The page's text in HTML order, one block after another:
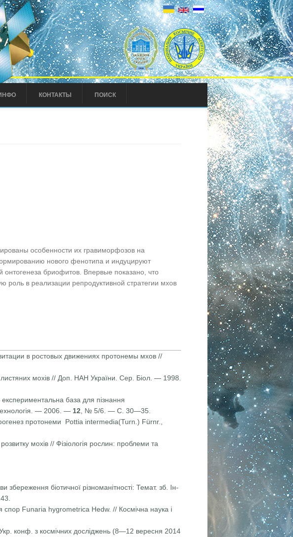
КОНТАКТЫ ПОИСК
особенности их гравиморфозов на
нового фенотипа и индуцируют
бриофитов. Впервые показано, что
роль в реализации репродуктивной стратегии мхов
в ростовых движениях протонемы мхов //
мохів // Доп. НАН України. Сер. Біол. — 1998.
база для пізнання
— 2006. — 12, № 5/6. — С. 30—35.
протонеми Pottia intermedia(Turn.) Fürnr.,
мохів // Фізіологія рослин: проблеми та
біотичної різноманітності: Темат. зб. Ін-
Funaria hygrometrica Hedw. // Космічна наука і
конф. з космічних досліджень (8—12 вересня 2014